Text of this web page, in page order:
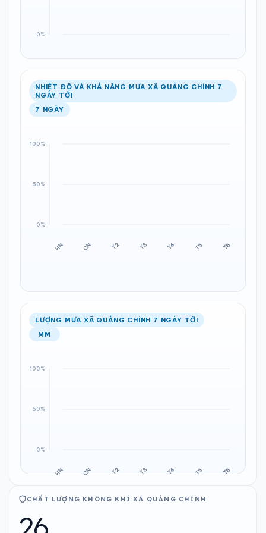
NHIỆT ĐỘ VÀ KHẢ NĂNG MƯA XÃ QUẢNG CHÍNH 7
NGÀY TỚI
7 NGÀY
LƯỢNG MƯA XÃ QUẢNG CHÍNH 7 NGÀY TỚI
MM
CHẤT LƯỢNG KHÔNG KHÍ XÃ QUẢNG CHÍNH